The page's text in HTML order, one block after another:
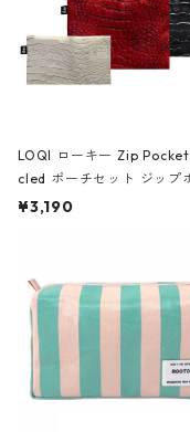
LOQI ローキー Zip
cled ポーチセット ジップ
ファスナーポーチ 撥水加工
ーガンディー、オフホワイ
¥3,190